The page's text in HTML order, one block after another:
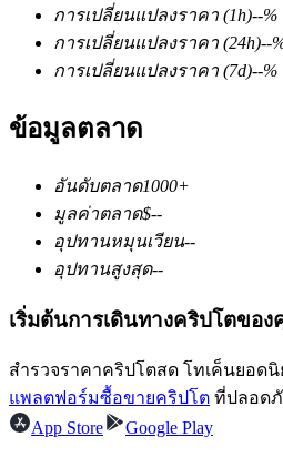
TradFi
อนุพันธ์ของหุ้น ฟอเร็กซ์ โล
การเปลี่ยนแปลงราคา (1h)--%
การเปลี่ยนแปลงราคา (24h)--
การเปลี่ยนแปลงราคา (7d)--%
ข้อมูลตลาด
อันดับตลาด1000+
มูลค่าตลาด$--
อุปทานหมุนเวียน--
อุปทานสูงสุด--
เริ่มต้นการเดินทางคริปโตขอ
สำรวจราคาคริปโตสด โทเค็นยอด
แพลตฟอร์มซื้อขายคริปโต ที่ปลอด
App Store
Google Play